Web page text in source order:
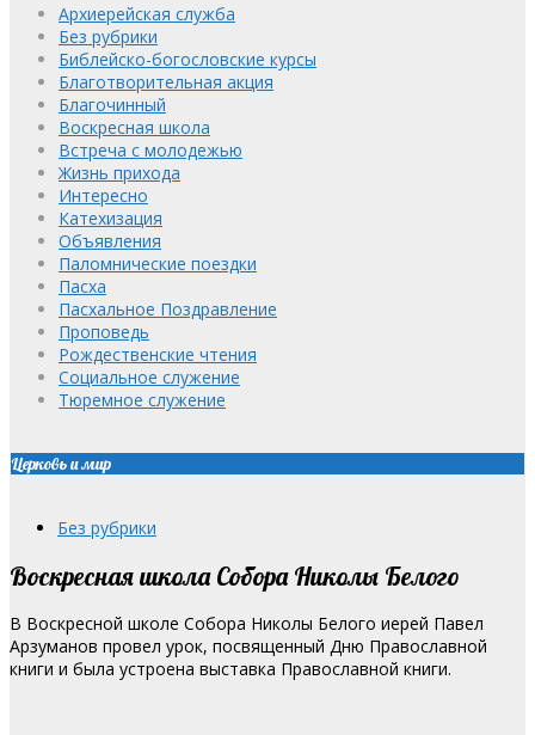
Архиерейская служба
Без рубрики
Библейско-богословские курсы
Благотворительная акция
Благочинный
Воскресная школа
Встреча с молодежью
Жизнь прихода
Интересно
Катехизация
Объявления
Паломнические поездки
Пасха
Пасхальное Поздравление
Проповедь
Рождественские чтения
Социальное служение
Тюремное служение
Церковь и мир
Без рубрики
Воскресная школа Собора Николы Белого
В Воскресной школе Собора Николы Белого иерей Павел
Арзуманов провел урок, посвященный Дню Православной
книги и была устроена выставка Православной книги.